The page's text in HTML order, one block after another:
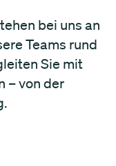
bei uns an
Teams rund
Sie mit
– von der